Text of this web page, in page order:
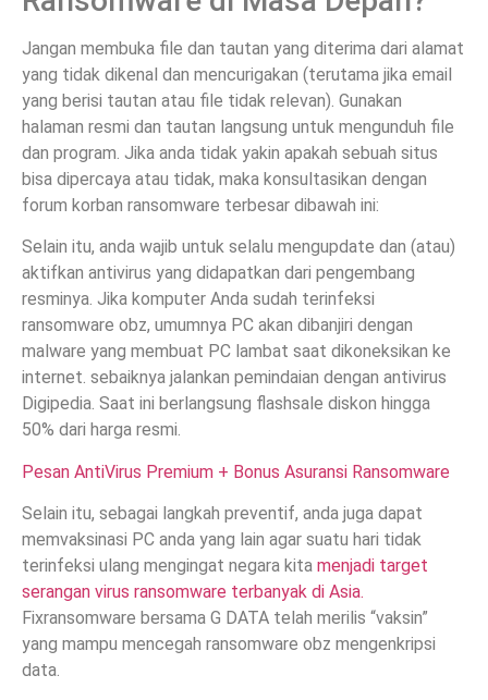
Jangan membuka file dan tautan yang diterima dari alamat
yang tidak dikenal dan mencurigakan (terutama jika email
yang berisi tautan atau file tidak relevan). Gunakan
halaman resmi dan tautan langsung untuk mengunduh file
dan program. Jika anda tidak yakin apakah sebuah situs
bisa dipercaya atau tidak, maka konsultasikan dengan
forum korban ransomware terbesar dibawah ini:
Selain itu, anda wajib untuk selalu mengupdate dan (atau)
aktifkan antivirus yang didapatkan dari pengembang
resminya. Jika komputer Anda sudah terinfeksi
ransomware obz, umumnya PC akan dibanjiri dengan
malware yang membuat PC lambat saat dikoneksikan ke
internet. sebaiknya jalankan pemindaian dengan antivirus
Digipedia. Saat ini berlangsung flashsale diskon hingga
50% dari harga resmi.
Pesan AntiVirus Premium + Bonus Asuransi Ransomware
Selain itu, sebagai langkah preventif, anda juga dapat
memvaksinasi PC anda yang lain agar suatu hari tidak
terinfeksi ulang mengingat negara kita menjadi target
serangan virus ransomware terbanyak di Asia.
Fixransomware bersama G DATA telah merilis “vaksin”
yang mampu mencegah ransomware obz mengenkripsi
data.